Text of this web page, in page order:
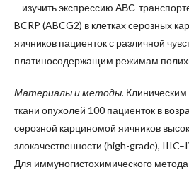
– изучить экспрессию АВС-
BCRP (ABCG2) в клетках серозных
яичников пациенток с различной
платиносодержащим режимам
Материалы и методы.
ткани опухолей 100 пациенток в
серозной карциномой яичников
злокачественности (high-grade),
Для иммуногистохимического